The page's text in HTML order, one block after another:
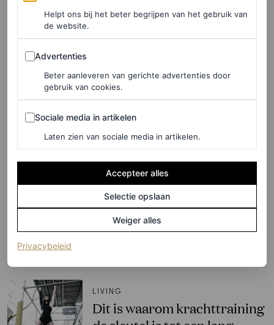
Modellen zweren
voorafgaand aan modeshows
bij deze kruidenthee
WELLNESS
‘Ik was de hele dag moe (en
begreep niet waarom) tot een
psycholoog me dít vertelde’
LIVING
Dit is waarom krachttraining
Helpt ons bij het beter begrijpen van het gebruik van
de website.
Advertenties
Advertenties
Beter aanleveren van gerichte advertenties door
gebruik van cookies.
Sociale media in artikelen
Sociale media in artikelen
Laten zien van sociale media in artikelen.
Accepteer alles
Selectie opslaan
Weiger alles
Privacybeleid